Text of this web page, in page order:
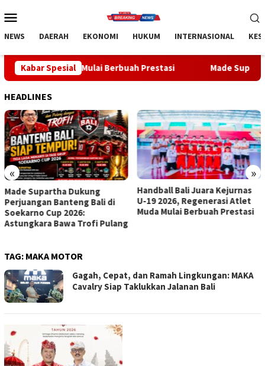
ke
Mobile
NEWS DAERAH EKONOMI HUKUM INTERNASIONAL
Kabar Spesial
Mulai Berbuah Prestasi Made Supartha Bawa Energi
HEADLINES
« »
Handball Bali Juara Kejurnas
U-19 2026, Regenerasi Atlet
Muda Mulai Berbuah Prestasi
Made Supartha Bawa Energi
Baru ABTI Bali, Tim U-19 Putra
Sabet Juara 1 Kejurnas 2026
TAG: MAKA MOTOR
Gagah, Cepat, dan Ramah Lingkungan: MAKA
Cavalry Siap Taklukkan Jalanan Bali